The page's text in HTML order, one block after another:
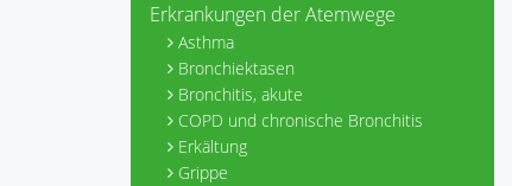
Erkrankungen der Atemwege
Asthma
Bronchiektasen
Bronchitis, akute
COPD und chronische Bronchitis
Erkältung
Grippe